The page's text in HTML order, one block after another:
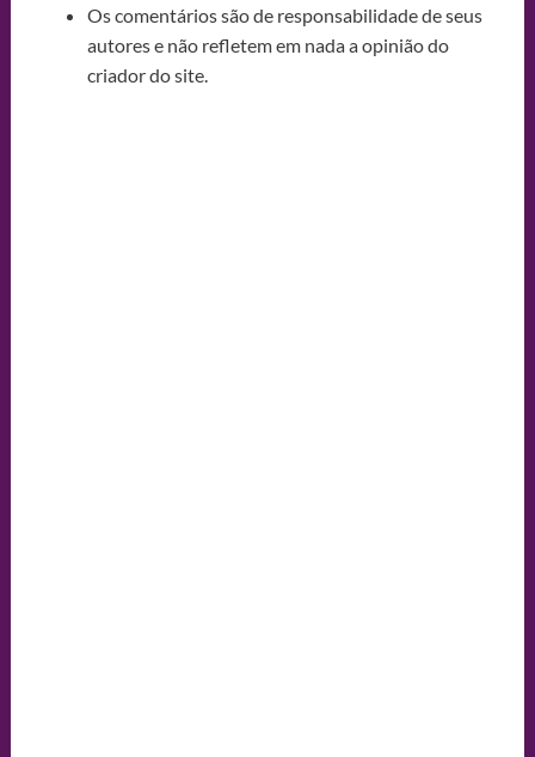
Os comentários são de responsabilidade de seus
autores e não refletem em nada a opinião do
criador do site.